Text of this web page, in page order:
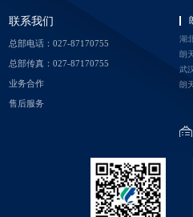
朗极®
Ambroxol
不良的急性、慢性肺部疾病。
部并发症的预防性治疗。 早产
综合症（IRDS）的治疗。
联系我们
总部电话：027-87170755
总部传真：027-87170755
业务合作
售后服务
湖
朗
武
朗